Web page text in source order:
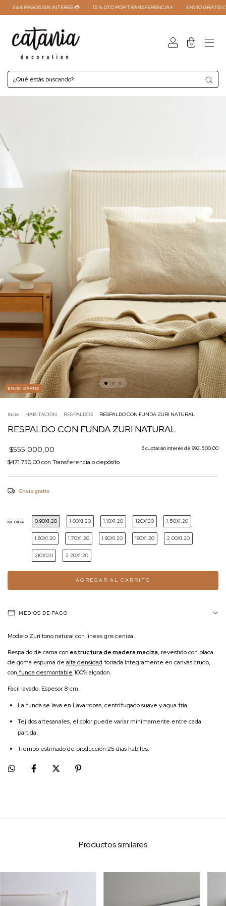
3 & 6 PAGOS SIN INTERES 💳 15 % DTO POR TRANSFERENCIA⚡ ENVÍO GRATIS
0
ENVÍO GRATIS
Inicio . HABITACIÓN . RESPALDOS . RESPALDO CON FUNDA ZURI NATURAL
RESPALDO CON FUNDA ZURI NATURAL
$555.000,00 6cuotas sin interés de $92.500,00
$471.750,00con Transferencia o depósito
Envío gratis
MEDIDA 0.90X1.20 1.00X1.20 1.10X1.20 120X120 1.50X1.20
1.60X1.20 1.70X1.20 1.80X1.20 190X1.20 2.00X1.20
210X120 2.20X1.20
MEDIOS DE PAGO
Modelo Zuri tono natural con lineas gris ceniza.
Respaldo de cama con estructura de madera maciza, revestido con placa
de goma espuma de alta densidad forrada Integramente en canvas crudo,
con funda desmontable 100% algodon.
Facil lavado. Espesor 8 cm.
La funda se lava en Lavarropas, centrifugado suave y agua fria.
Tejidos artesanales, el color puede variar minimamente entre cada
partida.
Tiempo estimado de produccion 25 dias habiles.
Productos similares